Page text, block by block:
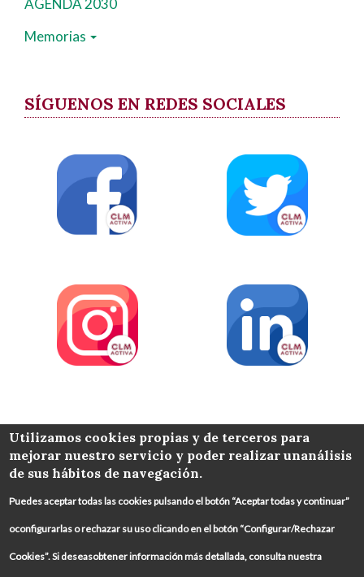
Memorias
SÍGUENOS EN REDES SOCIALES
COLABORA
Utilizamos cookies propias y de terceros para
mejorar nuestro servicio y poder realizar unanálisis
de sus hábitos de navegación.
Puedes aceptar todas las cookies pulsando el botón “Aceptar todas y continuar”
oconfigurarlas o rechazar su uso clicando en el botón “Configurar/Rechazar
Cookies”. Si deseasobtener información más detallada, consulta nuestra